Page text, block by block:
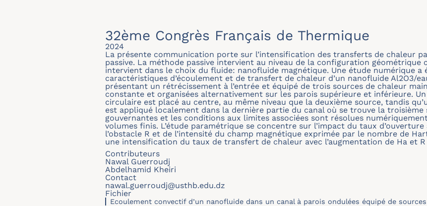
32ème Congrès Français de Thermique
2024
La présente communication porte sur l’intensification des transferts de chaleur
passive. La méthode passive intervient au niveau de la configuration géométrique
intervient dans le choix du fluide: nanofluide magnétique. Une étude numérique
caractéristiques d’écoulement et de transfert de chaleur d’un nanofluide Al2O3/
présentant un rétrécissement à l’entrée et équipé de trois sources de chaleur
constante et organisées alternativement sur les parois supérieure et inférieure.
circulaire est placé au centre, au même niveau que la deuxième source, tandis
est appliqué localement dans la dernière partie du canal où se trouve la troisième
gouvernantes et les conditions aux limites associées sont résolues
volumes finis. L’étude paramétrique se concentre sur l’impact du taux d’ouverture
l’obstacle R et de l’intensité du champ magnétique exprimée par le nombre de
une intensification du taux de transfert de chaleur avec l’augmentation de Ha et
Contributeurs
Nawal Guerroudj
Abdelhamid Kheiri
Contact
nawal.guerroudj@usthb.edu.dz
Fichier
Ecoulement convectif d’un nanofluide dans un canal à parois ondulées équipé de